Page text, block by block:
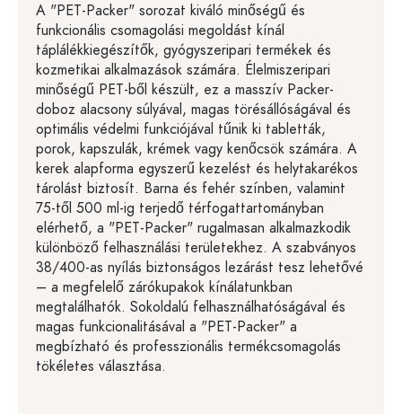
A "PET-Packer" sorozat kiváló minőségű és
funkcionális csomagolási megoldást kínál
táplálékkiegészítők, gyógyszeripari termékek és
kozmetikai alkalmazások számára. Élelmiszeripari
minőségű PET-ből készült, ez a masszív Packer-
doboz alacsony súlyával, magas törésállóságával és
optimális védelmi funkciójával tűnik ki tabletták,
porok, kapszulák, krémek vagy kenőcsök számára. A
kerek alapforma egyszerű kezelést és helytakarékos
tárolást biztosít. Barna és fehér színben, valamint
75-től 500 ml-ig terjedő térfogattartományban
elérhető, a "PET-Packer" rugalmasan alkalmazkodik
különböző felhasználási területekhez. A szabványos
38/400-as nyílás biztonságos lezárást tesz lehetővé
– a megfelelő zárókupakok kínálatunkban
megtalálhatók. Sokoldalú felhasználhatóságával és
magas funkcionalitásával a "PET-Packer" a
megbízható és professzionális termékcsomagolás
tökéletes választása.